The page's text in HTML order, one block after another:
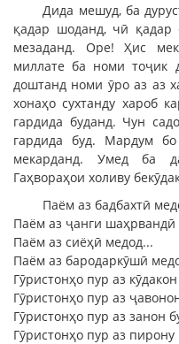
Дида мешуд, ба
қадар шоданд, чӣ қадар
мезаданд. Оре! Ҳис
миллате ба номи тоҷик
доштанд номи ӯро аз аз
хонаҳо сухтанду хароб
гардида буданд. Чун
гардида буд. Мардум
мекарданд. Умед ба
Гаҳвораҳои холиву
Паём аз бадбахтӣ
Паём аз ҷанги шаҳрвандӣ
Паём аз сиёҳӣ медод...
Паём аз бародаркӯшӣ
Гӯристонҳо пур аз
Гӯристонҳо пур аз
Гӯристонҳо пур аз занон
Гӯристонҳо пур аз